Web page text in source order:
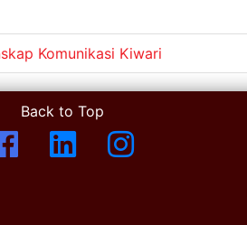
Komunikasi Kiwari
Back to Top